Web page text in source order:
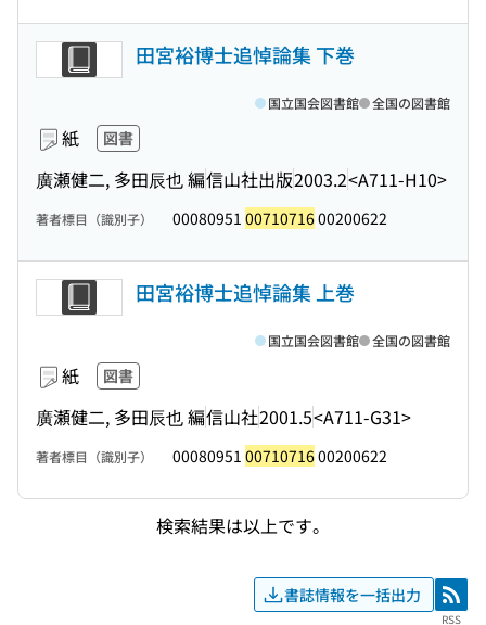
田宮裕博士追悼論集 下巻
紙 図書
廣瀬健二, 多田辰也 編信山社出版2003.2<A711-H10>
国立国会図書館 全国の図書館
著者標目（識別子） 00080951 0071071600200622
田宮裕博士追悼論集 上巻
紙 図書
廣瀬健二, 多田辰也 編信山社2001.5<A711-G31>
国立国会図書館 全国の図書館
著者標目（識別子） 00080951 0071071600200622
検索結果は以上です。
書誌情報を一括出力 RSS
RSS